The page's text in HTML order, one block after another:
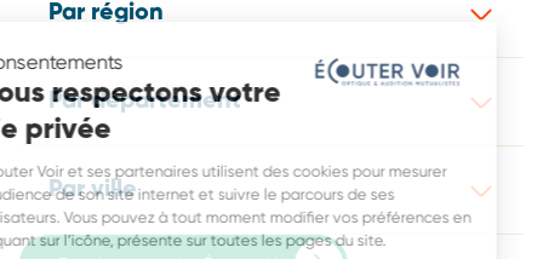
Consentements
Nous respectons votre
vie privée
Écouter Voir et ses partenaires utilisent des cookies pour mesurer
l’audience de son site internet et suivre le parcours de ses
utilisateurs. Vous pouvez à tout moment modifier vos préférences en
cliquant sur l’icône, présente sur toutes les pages du site.
Par région
Par département
Par ville